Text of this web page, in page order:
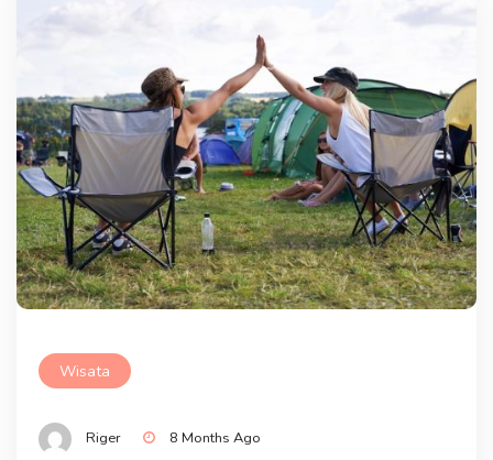
Wisata
Riger 8 Months Ago